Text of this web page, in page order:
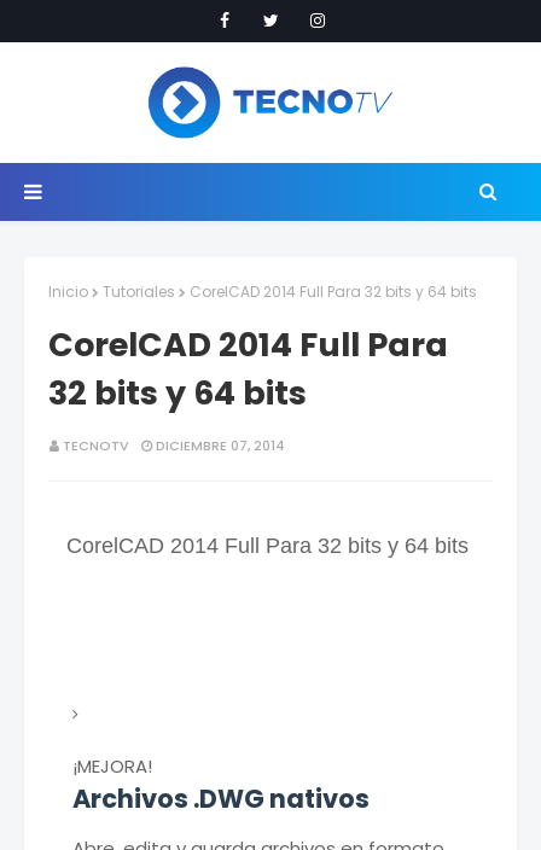
Inicio Tutoriales CorelCAD 2014 Full Para 32 bits y 64 bits
CorelCAD 2014 Full Para
32 bits y 64 bits
TECNOTV DICIEMBRE 07, 2014
CorelCAD 2014 Full Para 32 bits y 64 bits
¡MEJORA!
Archivos .DWG nativos